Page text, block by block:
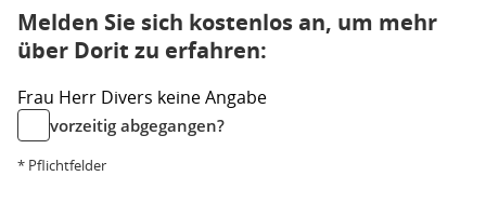
Melden Sie sich kostenlos an, um mehr
über Dorit zu erfahren:
Frau Herr Divers keine Angabe
vorzeitig abgegangen?
* Pflichtfelder